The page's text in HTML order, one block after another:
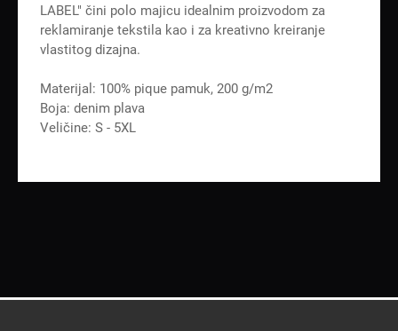
LABEL" čini polo majicu idealnim proizvodom za
reklamiranje tekstila kao i za kreativno kreiranje
vlastitog dizajna.
Materijal: 100% pique pamuk, 200 g/m2
Boja: denim plava
Veličine: S - 5XL